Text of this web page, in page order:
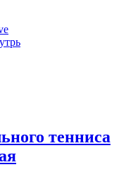
тенниса